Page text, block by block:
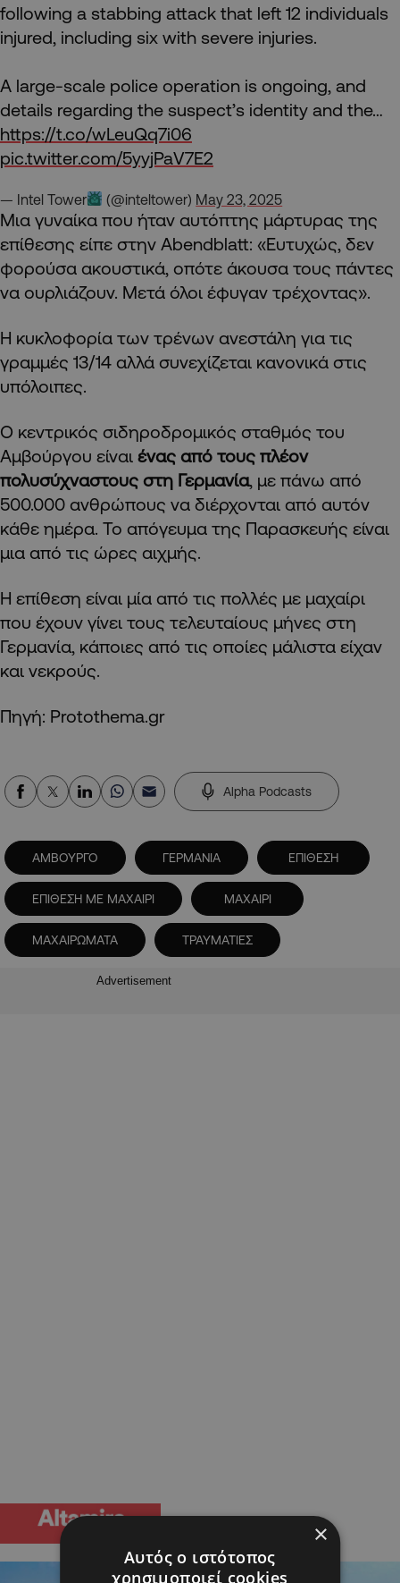
following a stabbing attack that left 12 individuals
injured, including six with severe injuries.
A large-scale police operation is ongoing, and
details regarding the suspect’s identity and the…
https://t.co/wLeuQq7i06
pic.twitter.com/5yyjPaV7E2
— Intel Tower (@inteltower) May 23, 2025
Μια γυναίκα που ήταν αυτόπτης μάρτυρας της
επίθεσης είπε στην Abendblatt: «Ευτυχώς, δεν
φορούσα ακουστικά, οπότε άκουσα τους πάντες
να ουρλιάζουν. Μετά όλοι έφυγαν τρέχοντας».
Η κυκλοφορία των τρένων ανεστάλη για τις
γραμμές 13/14 αλλά συνεχίζεται κανονικά στις
υπόλοιπες.
Ο κεντρικός σιδηροδρομικός σταθμός του
Αμβούργου είναι ένας από τους πλέον
πολυσύχναστους στη Γερμανία, με πάνω από
500.000 ανθρώπους να διέρχονται από αυτόν
κάθε ημέρα. Το απόγευμα της Παρασκευής είναι
μια από τις ώρες αιχμής.
Η επίθεση είναι μία από τις πολλές με μαχαίρι
που έχουν γίνει τους τελευταίους μήνες στη
Γερμανία, κάποιες από τις οποίες μάλιστα είχαν
και νεκρούς.
Πηγή: Protothema.gr
Alpha Podcasts
ΑΜΒΟΥΡΓΟ ΓΕΡΜΑΝΙΑ ΕΠΙΘΕΣΗ
ΕΠΙΘΕΣΗ ΜΕ ΜΑΧΑΙΡΙ ΜΑΧΑΙΡΙ
ΜΑΧΑΙΡΩΜΑΤΑ ΤΡΑΥΜΑΤΙΕΣ
Advertisement
×
Αυτός ο ιστότοπος
χρησιμοποιεί cookies